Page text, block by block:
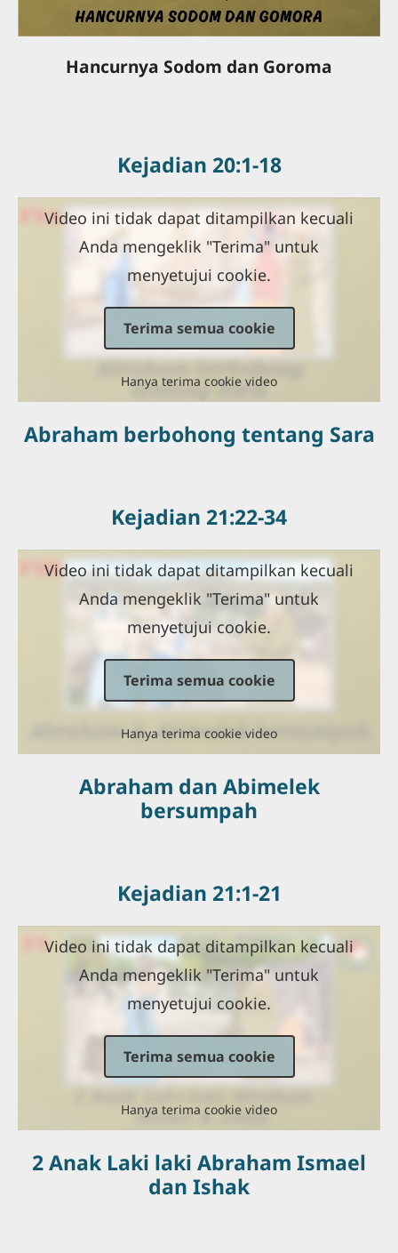
Hancurnya Sodom dan Goroma
Kejadian 20:1-18
Video ini tidak dapat ditampilkan kecuali
Anda mengeklik "Terima" untuk
menyetujui cookie.
Terima semua cookie
Hanya terima cookie video
Abraham berbohong tentang Sara
Kejadian 21:22-34
Video ini tidak dapat ditampilkan kecuali
Anda mengeklik "Terima" untuk
menyetujui cookie.
Terima semua cookie
Hanya terima cookie video
Abraham dan Abimelek
bersumpah
Kejadian 21:1-21
Video ini tidak dapat ditampilkan kecuali
Anda mengeklik "Terima" untuk
menyetujui cookie.
Terima semua cookie
Hanya terima cookie video
2 Anak Laki laki Abraham Ismael
dan Ishak